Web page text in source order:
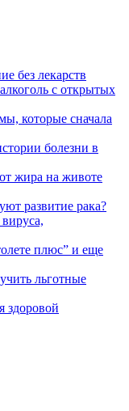
без лекарств
с открытых
которые сначала
болезни в
жира на животе
развитие рака?
плюс” и еще
льготные
здоровой